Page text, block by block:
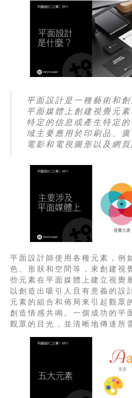
平面設計是一種藝術和
平面媒體上創建視覺元
特定的信息或產生特定
域主要應用於印刷品、廣
電影和電視圖形以及網頁
平面設計師使用各種元素，例
色、形狀和空間等，來創建視
些元素在平面媒體上建立視覺
以創造出吸引人且有意義的設
元素的組合和佈局來引起觀眾
創造情感共鳴。一個成功的平
觀眾的目光，並清晰地傳達所